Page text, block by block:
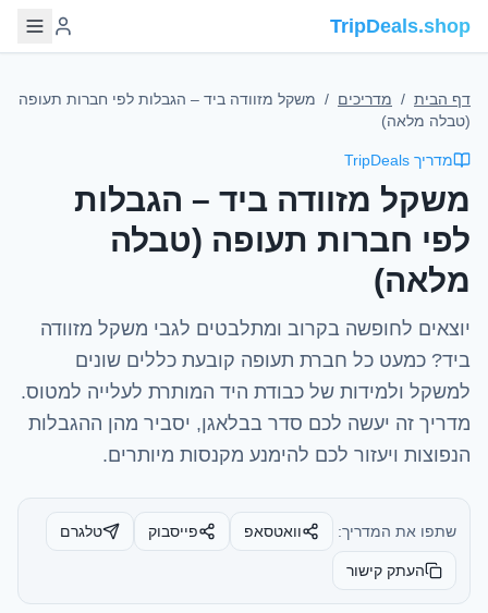
TripDeals.shop
דף הבית / מדריכים / משקל מזוודה ביד – הגבלות לפי חברות תעופה
(טבלה מלאה)
מדריך TripDeals
משקל מזוודה ביד – הגבלות
לפי חברות תעופה (טבלה
מלאה)
יוצאים לחופשה בקרוב ומתלבטים לגבי משקל מזוודה
ביד? כמעט כל חברת תעופה קובעת כללים שונים
למשקל ולמידות של כבודת היד המותרת לעלייה למטוס.
מדריך זה יעשה לכם סדר בבלאגן, יסביר מהן ההגבלות
הנפוצות ויעזור לכם להימנע מקנסות מיותרים.
שתפו את המדריך: וואטסאפ פייסבוק טלגרם
העתק קישור